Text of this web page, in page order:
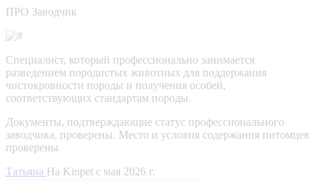
ПРО Заводчик
Специалист, который профессионально занимается
разведением породистых животных для поддержания
чистокровности породы и получения особей,
соответствующих стандартам породы.
Документы, подтверждающие статус профессионального
заводчика, проверены. Место и условия содержания питомцев
проверены
Татьяна На Kinpet c мая 2026 г.